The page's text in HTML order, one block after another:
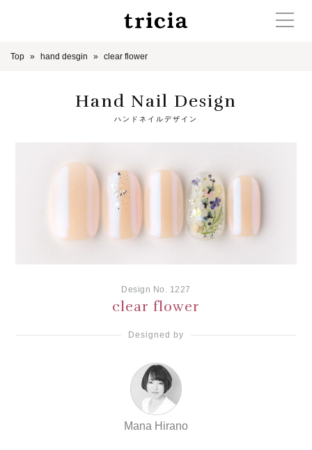
Top hand desgin clear flower
Hand Nail Design
ハンドネイルデザイン
Design No. 1227
clear flower
Designed by
Mana Hirano